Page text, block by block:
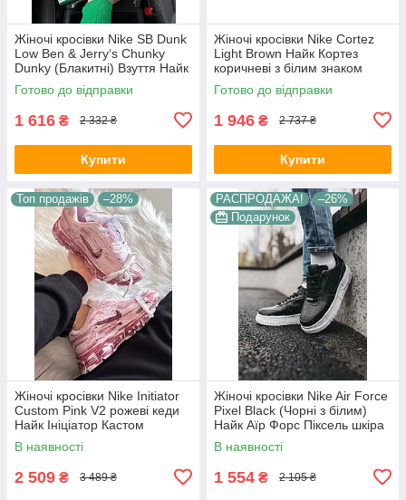
Жіночі кросівки Nike SB Dunk
Low Ben & Jerry‘s Chunky
Dunky (Блакитні) Взуття Найк
СБ Данк Лоу шкіра текстиль
демісезон
Готово до відправки
1 616 ₴ 2 332 ₴
Купити
Жіночі кросівки Nike Cortez
Light Brown Найк Кортез
коричневі з білим знаком
замшеві весна літо
Готово до відправки
1 946 ₴ 2 737 ₴
Купити
Топ продажів –28%
Жіночі кросівки Nike Initiator
Custom Pink V2 рожеві кеди
Найк Ініціатор Кастом
текстиль шкіра демісезон для
дівчат В'єтнам
В наявності
2 509 ₴ 3 489 ₴
РАСПРОДАЖА!
–26%
Подарунок
Жіночі кросівки Nike Air Force
Pixel Black (Чорні з білим)
Найк Аїр Форс Піксель шкіра
демісезон
В наявності
1 554 ₴ 2 105 ₴